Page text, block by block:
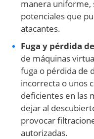
manera uniforme,
potenciales que
atacantes.
Fuga y pérdida
de máquinas
fuga o pérdida de
incorrecta o unos
deficientes en las
dejar al
provocar
autorizadas.